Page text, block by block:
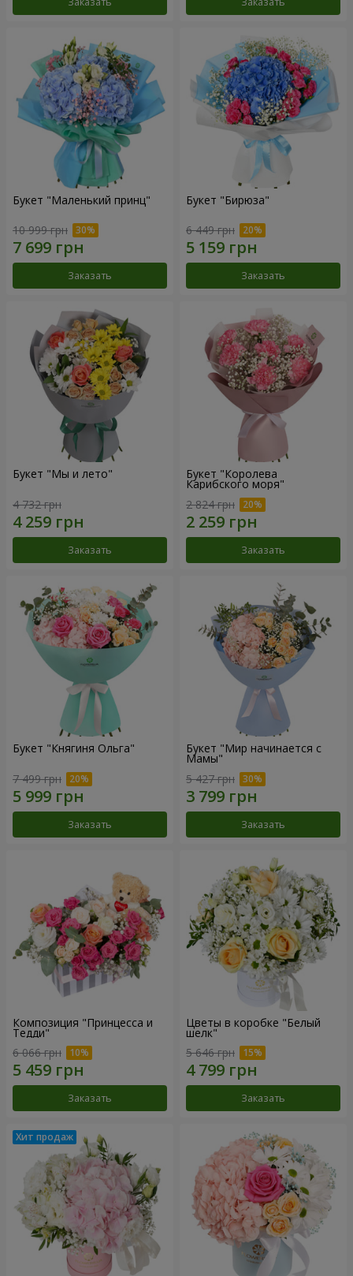
Букет "Маленький принц"
10 999 грн
Заказать
Букет "Бирюза"
6 449 грн
Заказать
Букет "Мы и лето"
4 732 грн
Заказать
Букет "Королева
Карибского моря"
2 824 грн
Заказать
Букет "Княгиня Ольга"
7 499 грн
Заказать
Букет "Мир начинается с
Мамы"
5 427 грн
Заказать
Композиция "Принцесса и
Тедди"
6 066 грн
Заказать
Цветы в коробке "Белый
шелк"
5 646 грн
Заказать